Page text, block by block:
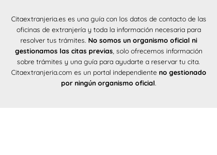
Citaextranjeria.es es una guía con los datos de contacto de las
oficinas de extranjería y toda la información necesaria para
resolver tus trámites. No somos un organismo oficial ni
gestionamos las citas previas, solo ofrecemos información
sobre trámites y una guía para ayudarte a reservar tu cita.
Citaextranjeria.com es un portal independiente no gestionado
por ningún organismo oficial.